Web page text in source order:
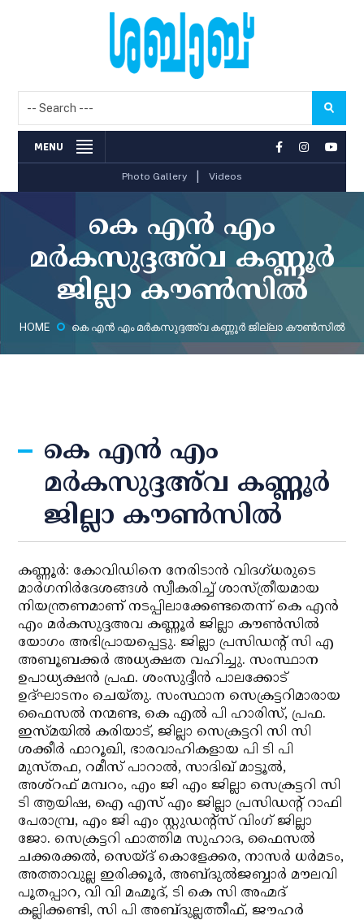
MENU
Photo Gallery Videos
കെ എന്‍ എം
മര്‍കസുദ്ദഅ്‌വ കണ്ണൂര്‍
ജില്ലാ കൗണ്‍സില്‍
HOME കെ എന്‍ എം മര്‍കസുദ്ദഅ്‌വ കണ്ണൂര്‍ ജില്ലാ കൗണ്‍സില്‍
കെ എന്‍ എം
മര്‍കസുദ്ദഅ്‌വ കണ്ണൂര്‍
ജില്ലാ കൗണ്‍സില്‍
കണ്ണൂര്‍: കോവിഡിനെ നേരിടാന്‍ വിദഗ്ധരുടെ
മാര്‍ഗനിര്‍ദേശങ്ങള്‍ സ്വീകരിച്ച് ശാസ്ത്രീയമായ
നിയന്ത്രണമാണ് നടപ്പിലാക്കേണ്ടതെന്ന് കെ എന്‍
എം മര്‍കസുദ്ദഅവ കണ്ണൂര്‍ ജില്ലാ കൗണ്‍സില്‍
യോഗം അഭിപ്രായപ്പെട്ടു. ജില്ലാ പ്രസിഡന്റ് സി എ
അബൂബക്കര്‍ അധ്യക്ഷത വഹിച്ചു. സംസ്ഥാന
ഉപാധ്യക്ഷന്‍ പ്രഫ. ശംസുദ്ദീന്‍ പാലക്കോട്
ഉദ്ഘാടനം ചെയ്തു. സംസ്ഥാന സെക്രട്ടറിമാരായ
ഫൈസല്‍ നന്മണ്ട, കെ എല്‍ പി ഹാരിസ്, പ്രഫ.
ഇസ്മയില്‍ കരിയാട്, ജില്ലാ സെക്രട്ടറി സി സി
ശക്കീര്‍ ഫാറൂഖി, ഭാരവാഹികളായ പി ടി പി
മുസ്തഫ, റമീസ് പാറാല്‍, സാദിഖ് മാട്ടൂല്‍,
അശ്‌റഫ് മമ്പറം, എം ജി എം ജില്ലാ സെക്രട്ടറി സി
ടി ആയിഷ, ഐ എസ് എം ജില്ലാ പ്രസിഡന്റ് റാഫി
പേരാമ്പ്ര, എം ജി എം സ്റ്റുഡന്റ്‌സ് വിംഗ് ജില്ലാ
ജോ. സെക്രട്ടറി ഫാത്തിമ സുഹാദ, ഫൈസല്‍
ചക്കരക്കല്‍, സെയ്ദ് കൊളേക്കര, നാസര്‍ ധര്‍മടം,
അത്താവുല്ല ഇരിക്കൂര്‍, അബ്ദുല്‍ജബ്ബാര്‍ മൗലവി
പൂതപ്പാറ, വി വി മഹ്മൂദ്, ടി കെ സി അഹ്മദ്
കല്ലിക്കണ്ടി, സി പി അബ്ദുല്ലത്തീഫ്, ജൗഹര്‍